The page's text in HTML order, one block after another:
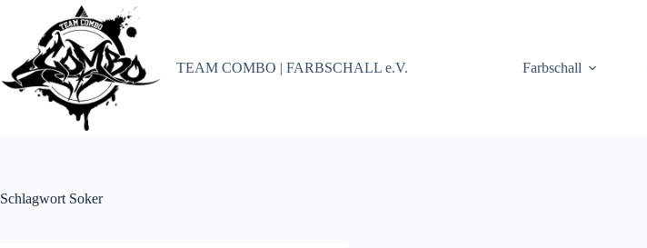
springen
TEAM COMBO | FARBSCHALL e.V.
Farbschall
Schlagwort Soker